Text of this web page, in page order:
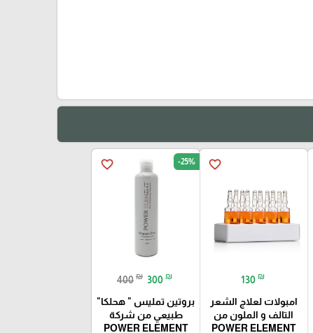
favorite_border
130 ₪
امبولات لعلاج الشعر
التالف و الملون من
POWER ELEMENT
favorite_border -25%
400 ₪ 300 ₪
بروتين تمليس " هحلكا"
طبيعي من شركة
POWER ELEMENT